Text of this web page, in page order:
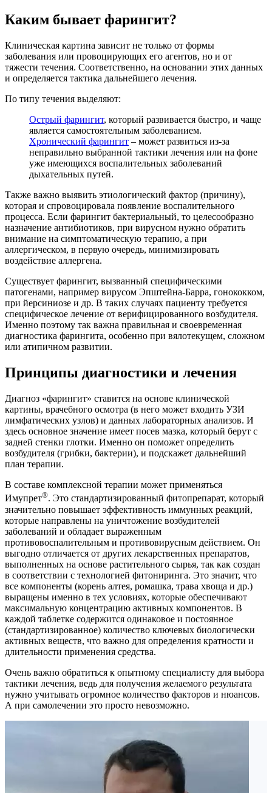
Каким бывает фарингит?
Клиническая картина зависит не только от формы
заболевания или провоцирующих его агентов, но и от
тяжести течения. Соответственно, на основании этих данных
и определяется тактика дальнейшего лечения.
По типу течения выделяют:
Острый фарингит, который развивается быстро, и чаще
является самостоятельным заболеванием.
Хронический фарингит – может развиться из-за
неправильно выбранной тактики лечения или на фоне
уже имеющихся воспалительных заболеваний
дыхательных путей.
Также важно выявить этиологический фактор (причину),
которая и спровоцировала появление воспалительного
процесса. Если фарингит бактериальный, то целесообразно
назначение антибиотиков, при вирусном нужно обратить
внимание на симптоматическую терапию, а при
аллергическом, в первую очередь, минимизировать
воздействие аллергена.
Существует фарингит, вызванный специфическими
патогенами, например вирусом Эпштейна-Барра, гонококком,
при йерсиниозе и др. В таких случаях пациенту требуется
специфическое лечение от верифицированного возбудителя.
Именно поэтому так важна правильная и своевременная
диагностика фарингита, особенно при вялотекущем, сложном
или атипичном развитии.
Принципы диагностики и лечения
Диагноз «фарингит» ставится на основе клинической
картины, врачебного осмотра (в него может входить УЗИ
лимфатических узлов) и данных лабораторных анализов. И
здесь основное значение имеет посев мазка, который берут с
задней стенки глотки. Именно он поможет определить
возбудителя (грибки, бактерии), и подскажет дальнейший
план терапии.
В составе комплексной терапии может применяться
Имупрет®. Это стандартизированный фитопрепарат, который
значительно повышает эффективность иммунных реакций,
которые направлены на уничтожение возбудителей
заболеваний и обладает выраженным
противовоспалительным и противовирусным действием. Он
выгодно отличается от других лекарственных препаратов,
выполненных на основе растительного сырья, так как создан
в соответствии с технологией фитониринга. Это значит, что
все компоненты (корень алтея, ромашка, трава хвоща и др.)
выращены именно в тех условиях, которые обеспечивают
максимальную концентрацию активных компонентов. В
каждой таблетке содержится одинаковое и постоянное
(стандартизированное) количество ключевых биологически
активных веществ, что важно для определения кратности и
длительности применения средства.
Очень важно обратиться к опытному специалисту для выбора
тактики лечения, ведь для получения желаемого результата
нужно учитывать огромное количество факторов и нюансов.
А при самолечении это просто невозможно.